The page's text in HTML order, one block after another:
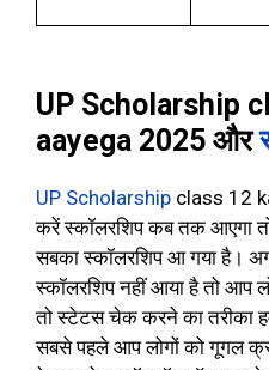
UP Scholarship
aayega 2025 और
UP Scholarship class 12
करें स्कॉलरशिप कब तक आएगा
सबका स्कॉलरशिप आ गया है।
स्कॉलरशिप नहीं आया है तो
तो स्टेटस चेक करने का तरीका
सबसे पहले आप लोगों को गूगल